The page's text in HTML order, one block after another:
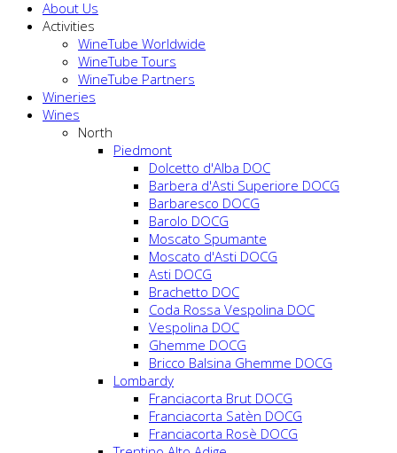
About Us
Activities
WineTube Worldwide
WineTube Tours
WineTube Partners
Wineries
Wines
North
Piedmont
Dolcetto d'Alba DOC
Barbera d'Asti Superiore DOCG
Barbaresco DOCG
Barolo DOCG
Moscato Spumante
Moscato d'Asti DOCG
Asti DOCG
Brachetto DOC
Coda Rossa Vespolina DOC
Vespolina DOC
Ghemme DOCG
Bricco Balsina Ghemme DOCG
Lombardy
Franciacorta Brut DOCG
Franciacorta Satèn DOCG
Franciacorta Rosè DOCG